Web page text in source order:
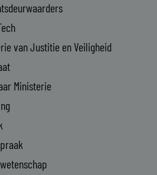
van Justitie en Veiligheid
Ministerie